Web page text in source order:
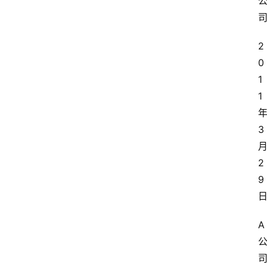
司
2
0
1
1
年
3
月
2
9
日
A
公
司